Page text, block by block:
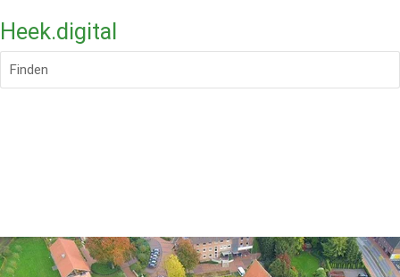
Heek.digital
Finden